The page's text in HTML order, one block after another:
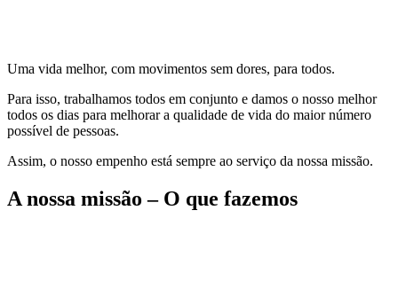
Uma vida melhor, com movimentos sem dores, para todos.
Para isso, trabalhamos todos em conjunto e damos o nosso melhor
todos os dias para melhorar a qualidade de vida do maior número
possível de pessoas.
Assim, o nosso empenho está sempre ao serviço da nossa missão.
A nossa missão – O que fazemos